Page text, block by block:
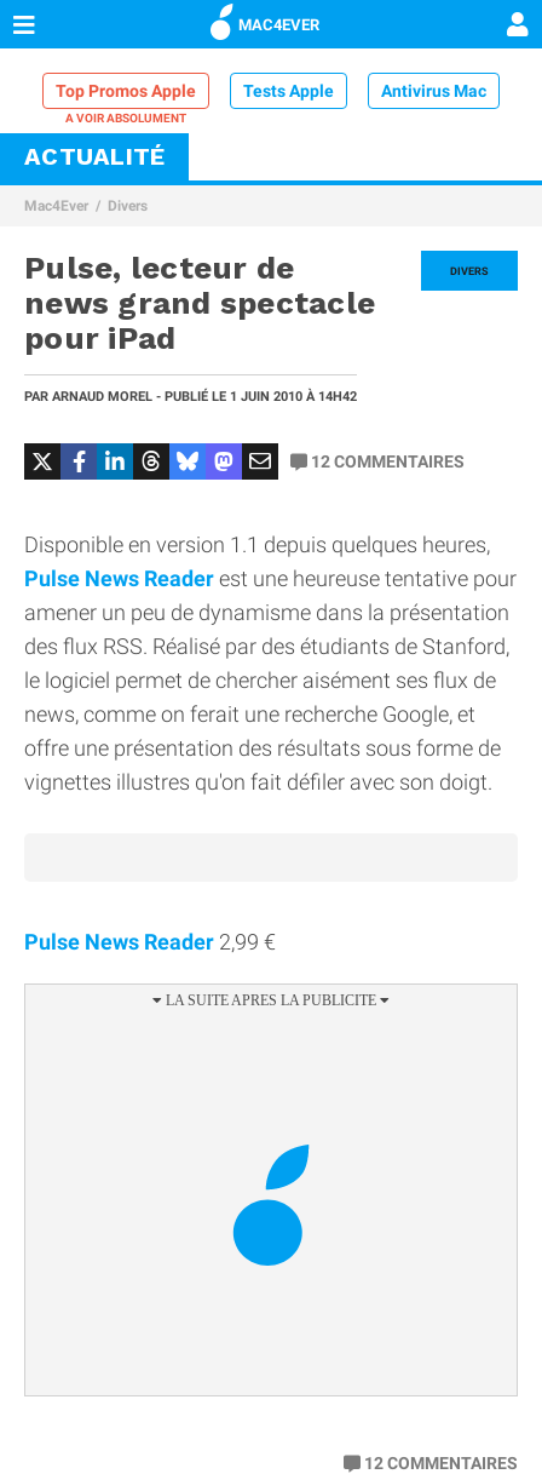
MAC4EVER
Top Promos Apple Tests Apple Antivirus Mac
VPN Mac
Comparatif iPhone
ACTUALITÉ
Mac4Ever Divers
DIVERS
Pulse, lecteur de
news grand spectacle
pour iPad
PAR ARNAUD MOREL - PUBLIÉ LE 1 JUIN 2010 À 14H42
12COMMENTAIRES
Disponible en version 1.1 depuis quelques heures,
Pulse News Readerest une heureuse tentative pour
amener un peu de dynamisme dans la présentation
des flux RSS. Réalisé par des étudiants de Stanford,
le logiciel permet de chercher aisément ses flux de
news, comme on ferait une recherche Google, et
offre une présentation des résultats sous forme de
vignettes illustres qu'on fait défiler avec son doigt.
Pulse News Reader 2,99 €
12COMMENTAIRES